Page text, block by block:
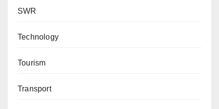
SWR
Technology
Tourism
Transport